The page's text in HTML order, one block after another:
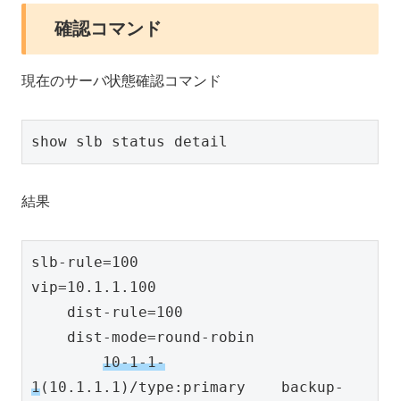
確認コマンド
現在のサーバ状態確認コマンド
show slb status detail
結果
slb-rule=100
vip=10.1.1.100
10-1-1-
1(10.1.1.1)/type:primary    backup-